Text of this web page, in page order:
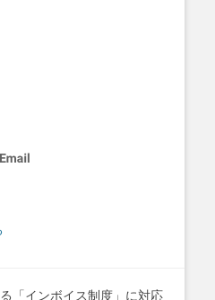
「インボイス制度」に対応